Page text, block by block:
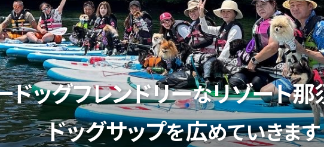
ドッグフレンドリーなリゾート那
ドッグサップを広めていきます